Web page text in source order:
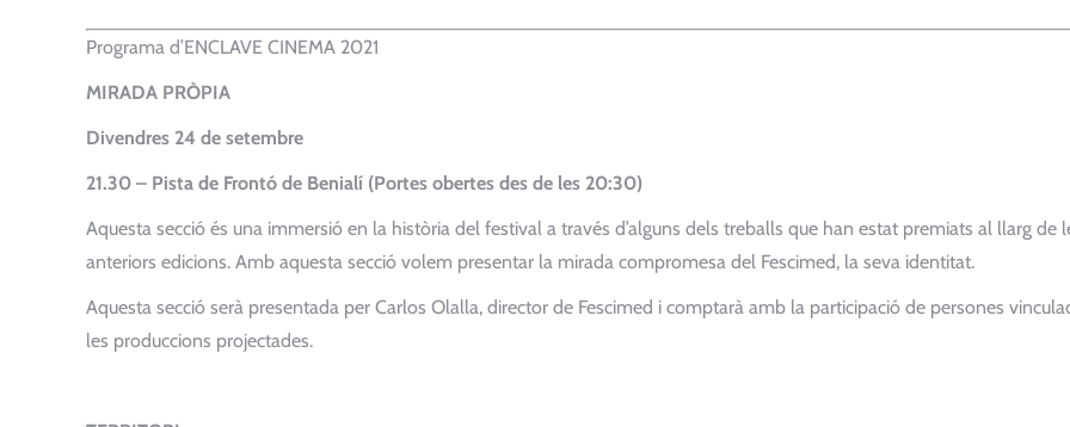
Programa d’ENCLAVE CINEMA 2021
MIRADA PRÒPIA
Divendres 24 de setembre
21.30 – Pista de Frontó de Benialí (Portes obertes des de les 20:30)
Aquesta secció és una immersió en la història del festival a través d’alguns dels treballs que han estat premiats al llarg de
anteriors edicions. Amb aquesta secció volem presentar la mirada compromesa del Fescimed, la seva identitat.
Aquesta secció serà presentada per Carlos Olalla, director de Fescimed i comptarà amb la participació de persones
les produccions projectades.